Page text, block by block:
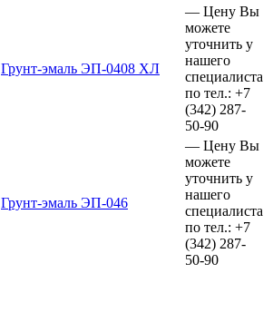
Грунт-эмаль ЭП-0408 ХЛ
— Цену Вы
можете
уточнить у
нашего
специалиста
по тел.: +7
(342) 287-
50-90
Грунт-эмаль ЭП-046
— Цену Вы
можете
уточнить у
нашего
специалиста
по тел.: +7
(342) 287-
50-90